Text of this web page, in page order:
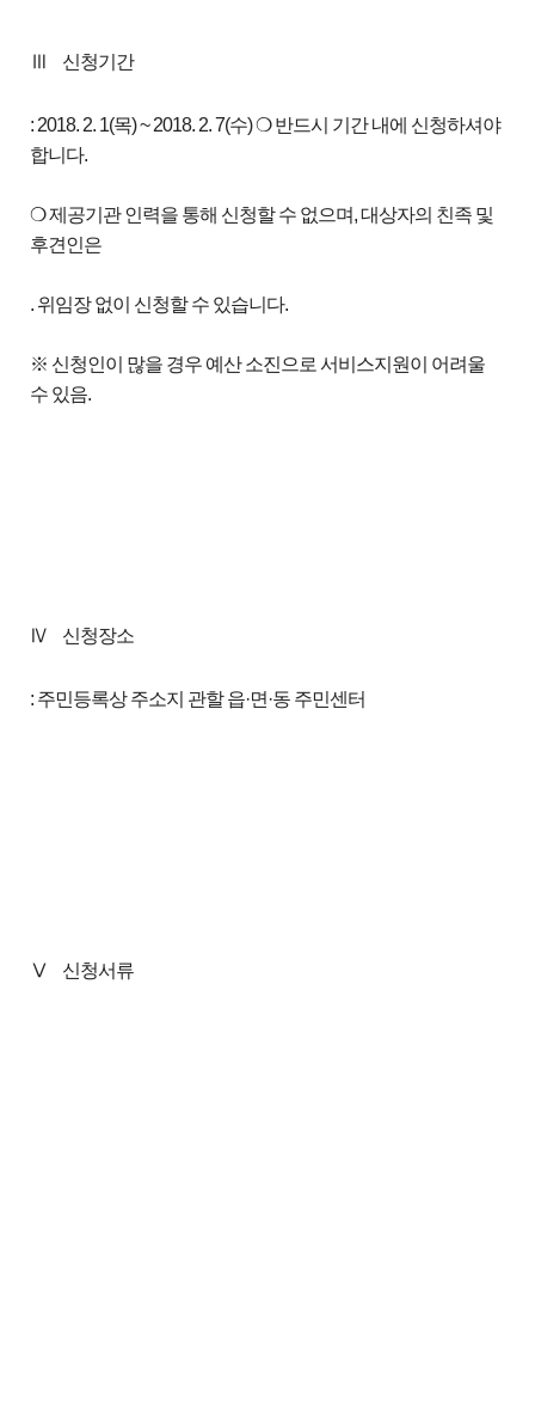
Ⅲ 신청기간
: 2018. 2. 1(목) ~ 2018. 2. 7(수) ❍ 반드시 기간 내에 신청하셔야
합니다.
❍ 제공기관 인력을 통해 신청할 수 없으며, 대상자의 친족 및
후견인은
. 위임장 없이 신청할 수 있습니다.
※ 신청인이 많을 경우 예산 소진으로 서비스지원이 어려울
수 있음.
Ⅳ 신청장소
: 주민등록상 주소지 관할 읍·면·동 주민센터
Ⅴ 신청서류